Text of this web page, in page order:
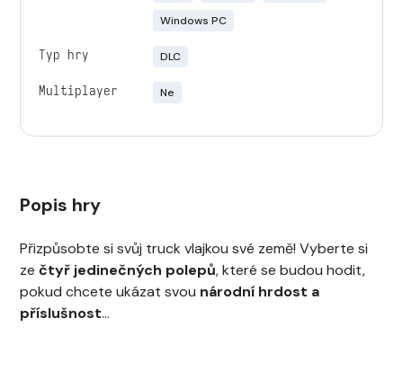
Windows PC
Typ hry DLC
Multiplayer Ne
Popis hry
Přizpůsobte si svůj truck vlajkou své země! Vyberte si
ze čtyř jedinečných polepů, které se budou hodit,
pokud chcete ukázat svou národní hrdost a
příslušnost…